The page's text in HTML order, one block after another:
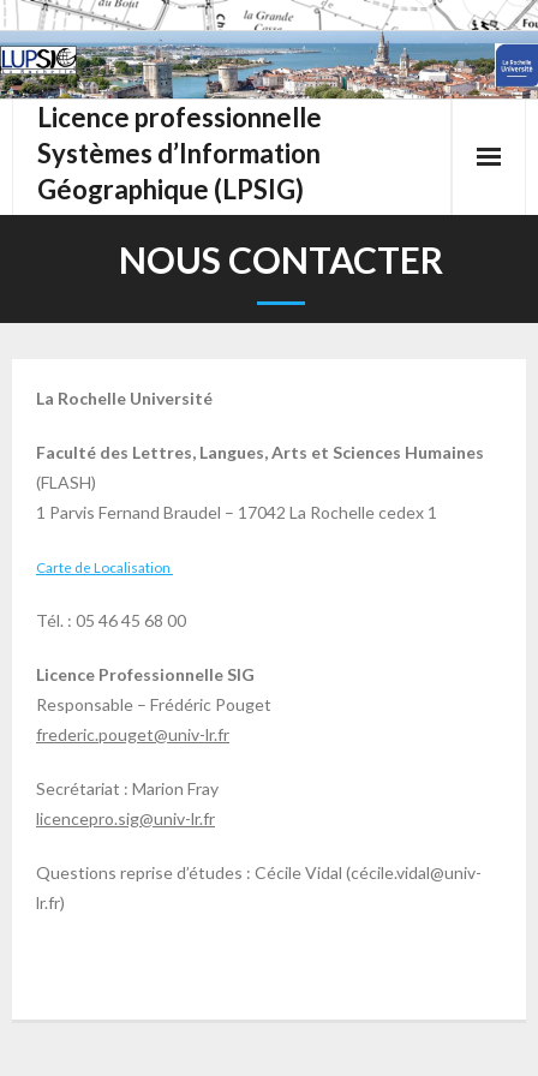
Skip
to
contentLicence professionnelle
Systèmes d’Information
Géographique (LPSIG)
NOUS CONTACTER
La Rochelle Université
Faculté des Lettres, Langues, Arts et Sciences Humaines
(FLASH)
1 Parvis Fernand Braudel – 17042 La Rochelle cedex 1
Carte de Localisation
Tél. : 05 46 45 68 00
Licence Professionnelle SIG
Responsable – Frédéric Pouget
frederic.pouget@univ-lr.fr
Secrétariat : Marion Fray
licencepro.sig@univ-lr.fr
Questions reprise d’études : Cécile Vidal (cécile.vidal@univ-
lr.fr)